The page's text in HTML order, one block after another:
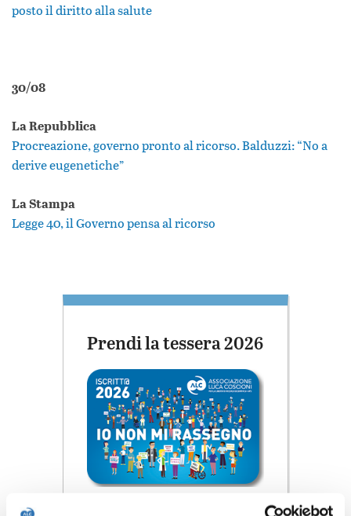
posto il diritto alla salute
30/08
La Repubblica
Procreazione, governo pronto al ricorso. Balduzzi: “No a
derive eugenetiche”
La Stampa
Legge 40, il Governo pensa al ricorso
Prendi la tessera 2026